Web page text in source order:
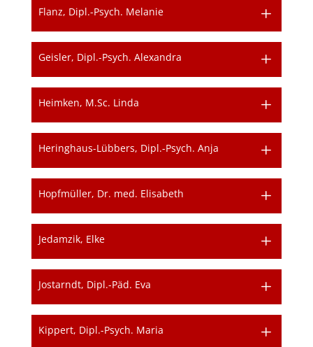
Flanz, Dipl.-Psych. Melanie
Geisler, Dipl.-Psych. Alexandra
Heimken, M.Sc. Linda
Heringhaus-Lübbers, Dipl.-Psych. Anja
Hopfmüller, Dr. med. Elisabeth
Jedamzik, Elke
Jostarndt, Dipl.-Päd. Eva
Kippert, Dipl.-Psych. Maria